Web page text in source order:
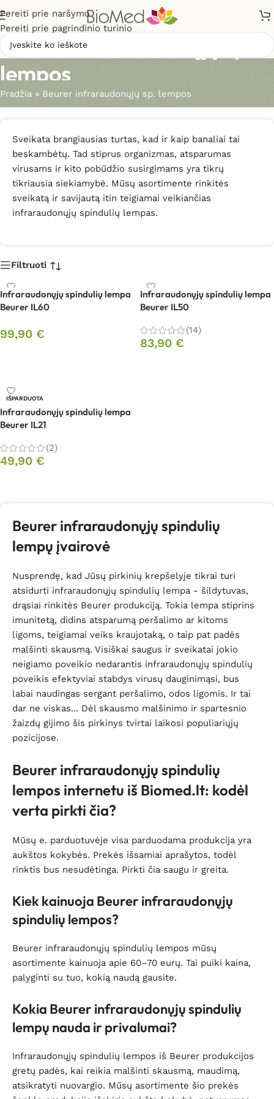
Pereiti prie naršymo
Pereiti prie pagrindinio turinio
Beurer infraraudonųjų sp.
lempos
Pradžia » Beurer infraraudonųjų sp. lempos
Sveikata brangiausias turtas, kad ir kaip banaliai tai
beskambėtų. Tad stiprus organizmas, atsparumas
virusams ir kito pobūdžio susirgimams yra tikrų
tikriausia siekiamybė. Mūsų asortimente rinkitės
sveikatą ir savijautą itin teigiamai veikiančias
infraraudonųjų spindulių lempas.
Filtruoti
Infraraudonųjų spindulių lempa
Beurer IL60
99,90 €
Infraraudonųjų spindulių lempa
Beurer IL50
(14)
83,90 €
IŠPARDUOTA
Infraraudonųjų spindulių lempa
Beurer IL21
(2)
49,90 €
Beurer infraraudonųjų spindulių
lempų įvairovė
Nusprendę, kad Jūsų pirkinių krepšelyje tikrai turi
atsidurti infraraudonųjų spindulių lempa - šildytuvas,
drąsiai rinkitės Beurer produkciją. Tokia lempa stiprins
imunitetą, didins atsparumą peršalimo ar kitoms
ligoms, teigiamai veiks kraujotaką, o taip pat padės
malšinti skausmą. Visiškai saugus ir sveikatai jokio
neigiamo poveikio nedarantis infraraudonųjų spindulių
poveikis efektyviai stabdys virusų dauginimąsi, bus
labai naudingas sergant peršalimo, odos ligomis. Ir tai
dar ne viskas... Dėl skausmo malšinimo ir spartesnio
žaizdų gijimo šis pirkinys tvirtai laikosi populiariųjų
pozicijose.
Beurer infraraudonųjų spindulių
lempos internetu iš Biomed.lt: kodėl
verta pirkti čia?
Mūsų e. parduotuvėje visa parduodama produkcija yra
aukštos kokybės. Prekės išsamiai aprašytos, todėl
rinktis bus nesudėtinga. Pirkti čia saugu ir greita.
Kiek kainuoja Beurer infraraudonųjų
spindulių lempos?
Beurer infraraudonųjų spindulių lempos mūsų
asortimente kainuoja apie 60–70 eurų. Tai puiki kaina,
palyginti su tuo, kokią naudą gausite.
Kokia Beurer infraraudonųjų spindulių
lempų nauda ir privalumai?
Infraraudonųjų spindulių lempos iš Beurer produkcijos
gretų padės, kai reikia malšinti skausmą, maudimą,
atsikratyti nuovargio. Mūsų asortimente šio prekės